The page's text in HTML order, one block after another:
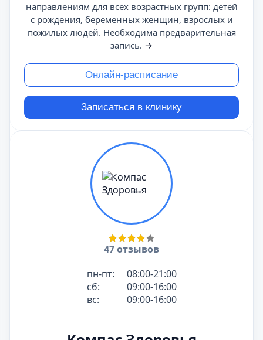
направлениям для всех возрастных групп: детей
с рождения, беременных женщин, взрослых и
пожилых людей. Необходима предварительная
запись. →
Онлайн-расписание
Записаться в клинику
47 отзывов
пн-пт:
08:00-21:00
сб:
09:00-16:00
вс:
09:00-16:00